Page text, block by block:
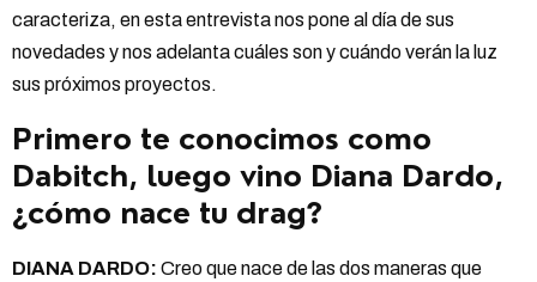
caracteriza, en esta entrevista nos pone al día de sus
novedades y nos adelanta cuáles son y cuándo verán la luz
sus próximos proyectos.
Primero te conocimos como
Dabitch, luego vino Diana Dardo,
¿cómo nace tu drag?
DIANA DARDO: Creo que nace de las dos maneras que